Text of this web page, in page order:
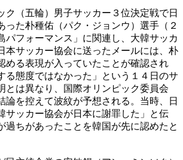
ク（五輪）男子サッカー３位決定戦で日
った朴種佑（パク・ジョンウ）選手（２
パフォーマンス」に関連し、大韓サッカ
本サッカー協会に送ったメールには、朴
める表現が入っていたことが確認され
る態度ではなかった」という１４日のサ
とは異なり、国際オリンピック委員会
論を控えて波紋が予想される。当時、日
サッカー協会が日本に謝罪した」と伝
過ちがあったことを韓国が先に認めたと